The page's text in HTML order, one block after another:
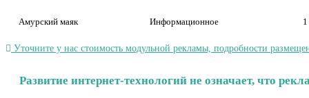
Амурский маяк Информационное
Уточните у нас стоимость модульной рекламы, подробности
Развитие интернет-технологий не означает, что